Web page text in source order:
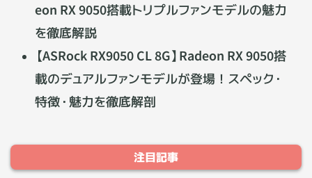
eon RX 9050搭載トリプルファンモデルの魅力
を徹底解説
【ASRock RX9050 CL 8G】Radeon RX 9050搭
載のデュアルファンモデルが登場！スペック・
特徴・魅力を徹底解剖
注目記事